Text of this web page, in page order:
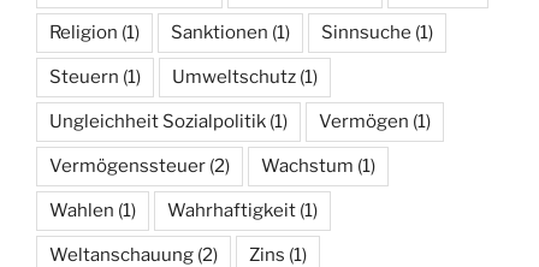
Religion (1) Sanktionen (1) Sinnsuche (1)
Steuern (1) Umweltschutz (1)
Ungleichheit Sozialpolitik (1) Vermögen (1)
Vermögenssteuer (2) Wachstum (1)
Wahlen (1) Wahrhaftigkeit (1)
Weltanschauung (2) Zins (1)